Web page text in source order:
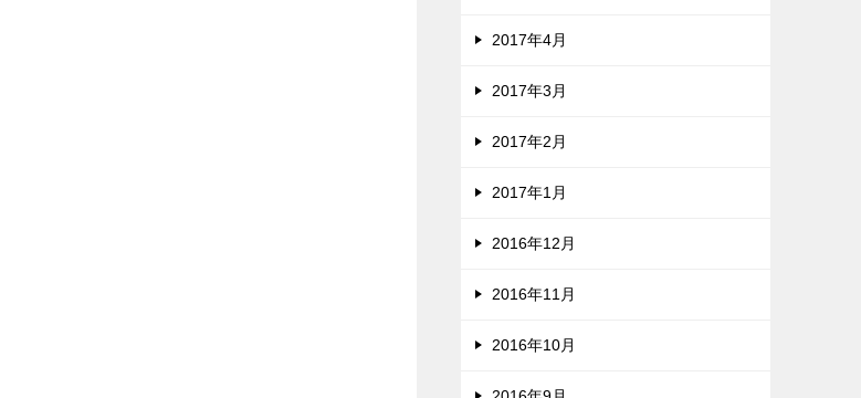
2017年4月
2017年3月
2017年2月
2017年1月
2016年12月
2016年11月
2016年10月